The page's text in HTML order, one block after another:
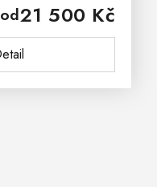
od21 500 Kč
Zdravotní
Superior CLOUD